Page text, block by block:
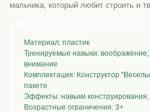
мальчика, который любит строить и
Материал: пластик
Тренируемые навыки: воображение;
внимание
Комплектация: Конструктор
пакете
Эффекты: навыки конструирования;
Возрастные ограничения: 3+